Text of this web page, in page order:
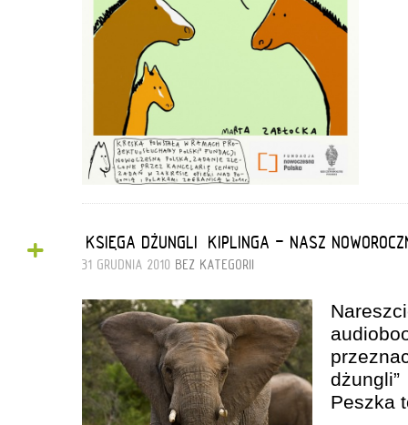
+ “KSIĘGA DŻUNGLI” KIPLINGA - NASZ
31 GRUDNIA 2010 BEZ KATEGORII
Peszka